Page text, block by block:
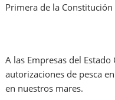
Primera de la Constitución
A las Empresas del
autorizaciones de pesca
en nuestros mares.